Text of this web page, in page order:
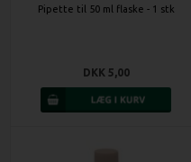
Pipette til 50 ml flaske - 1 stk
DKK 5,00